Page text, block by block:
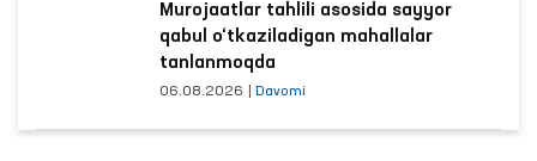
Murojaatlar tahlili asosida sayyor
qabul o‘tkaziladigan mahallalar
tanlanmoqda
06.08.2026 Davomi